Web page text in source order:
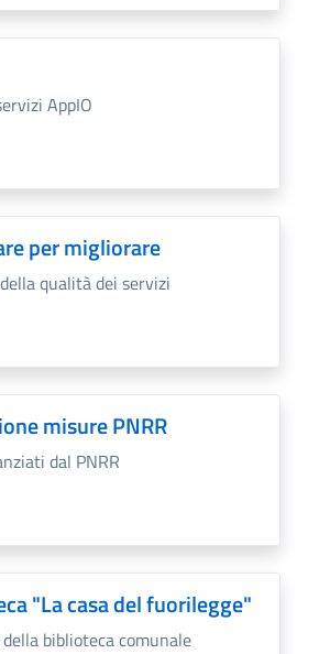
AppIO
per migliorare
qualità dei servizi
misure PNRR
dal PNRR
"La casa del fuorilegge"
biblioteca comunale